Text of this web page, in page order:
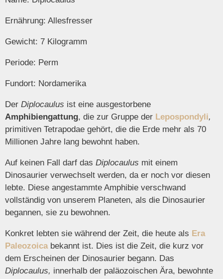
Ernährung: Allesfresser
Gewicht: 7 Kilogramm
Periode: Perm
Fundort: Nordamerika
Der Diplocaulus ist eine ausgestorbene
Amphibiengattung, die zur Gruppe der Lepospondyli,
primitiven Tetrapodae gehört, die die Erde mehr als 70
Millionen Jahre lang bewohnt haben.
Auf keinen Fall darf das Diplocaulus mit einem
Dinosaurier verwechselt werden, da er noch vor diesen
lebte. Diese angestammte Amphibie verschwand
vollständig von unserem Planeten, als die Dinosaurier
begannen, sie zu bewohnen.
Konkret lebten sie während der Zeit, die heute als Era
Paleozoicabekannt ist. Dies ist die Zeit, die kurz vor
dem Erscheinen der Dinosaurier begann. Das
Diplocaulus, innerhalb der paläozoischen Ära, bewohnte